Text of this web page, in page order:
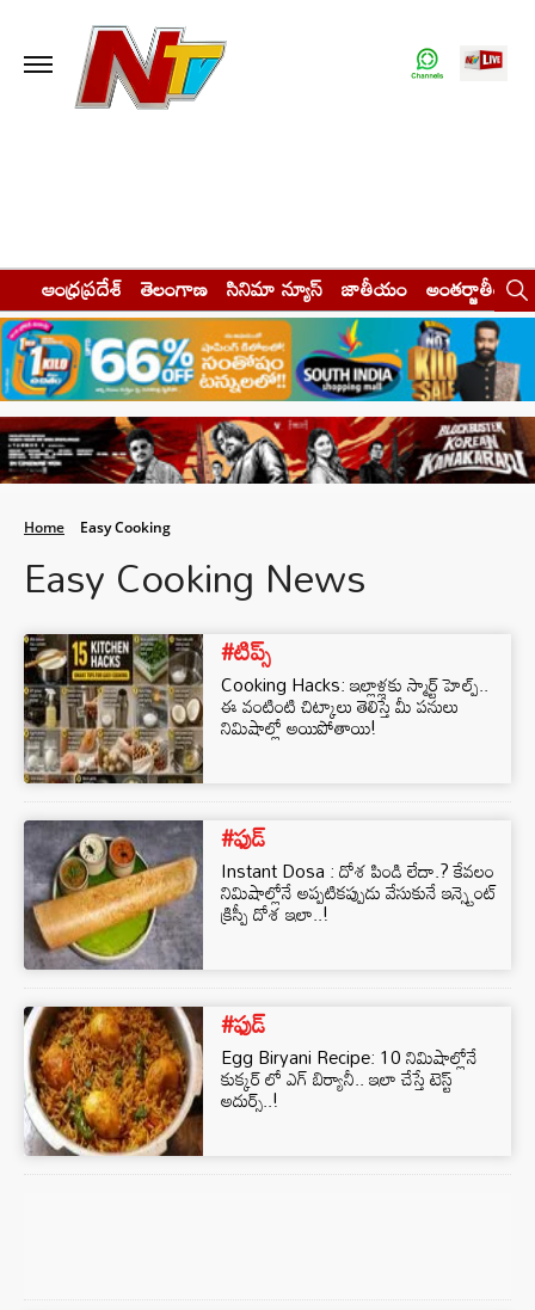
ఆంధ్రప్రదేశ్ తెలంగాణ సినిమా న్యూస్ జాతీయం అంతర్జాతీయం
Home Easy Cooking
Easy Cooking News
#టిప్స్
Cooking Hacks: ఇల్లాళ్లకు స్మార్ట్ హెల్ప్..
ఈ వంటింటి చిట్కాలు తెలిస్తే మీ పనులు
నిమిషాల్లో అయిపోతాయి!
#ఫుడ్
Instant Dosa : దోశ పిండి లేదా.? కేవలం
నిమిషాల్లోనే అప్పటికప్పుడు వేసుకునే ఇన్స్టెంట్
క్రిస్పీ దోశ ఇలా..!
#ఫుడ్
Egg Biryani Recipe: 10 నిమిషాల్లోనే
కుక్కర్ లో ఎగ్ బిర్యానీ.. ఇలా చేస్తే టెస్ట్
అదుర్స్..!